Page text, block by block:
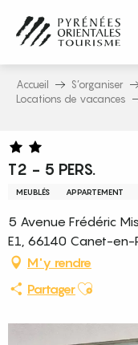
contenu
principal
Accueil S’organiser
Locations de vacances
T2 - 5 PERS.
MEUBLÉS APPARTEMENT
5 Avenue Frédéric
E1, 66140 Canet-en-
M'y rendre
PartagerAjouter